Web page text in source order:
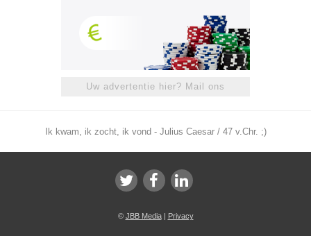
Uw advertentie hier? Mail ons
Ik kwam, ik zocht, ik vond - Julius Caesar / 47 v.Chr. ;)
© JBB Media| Privacy